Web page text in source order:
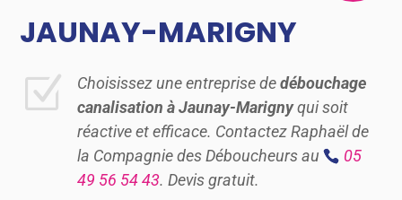
JAUNAY-MARIGNY
Z Choisissez une entreprise dedébouchage
canalisation à Jaunay-Marignyqui soit
réactive et efficace. Contactez Raphaël de
la Compagnie des Déboucheurs au
05
49 56 54 43. Devis gratuit.